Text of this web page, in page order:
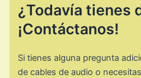
¿Todavía tienes
¡Contáctanos!
Si tienes alguna pregunta
de cables de audio o